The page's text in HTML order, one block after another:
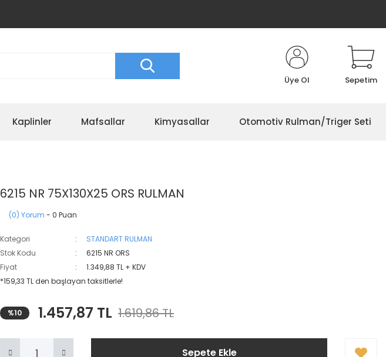
Üye Ol Sepetim
Kaplinler Mafsallar Kimyasallar Otomotiv Rulman/Triger Seti
6215 NR 75X130X25 ORS RULMAN
(0) Yorum - 0 Puan
Kategori
STANDART RULMAN
Stok Kodu
6215 NR ORS
Fiyat
1.349,88 TL + KDV
*159,33 TL den başlayan taksitlerle!
%10 1.457,87 TL 1.619,86 TL
Sepete Ekle